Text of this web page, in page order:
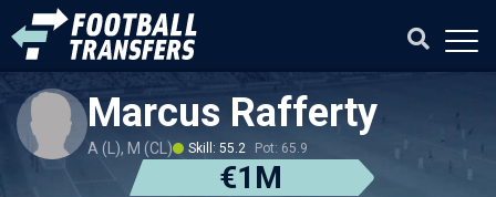
Marcus Rafferty
A (L), M (CL) Skill: 55.2 Pot: 65.9
€1M